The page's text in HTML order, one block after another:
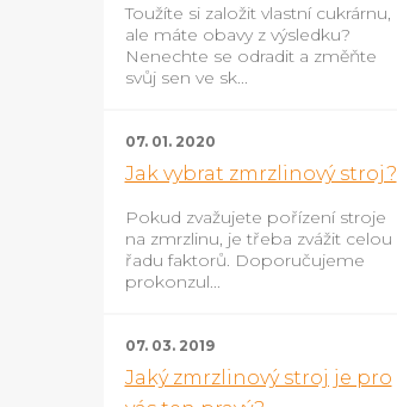
Toužíte si založit vlastní cukrárnu,
ale máte obavy z výsledku?
Nenechte se odradit a změňte
svůj sen ve sk...
07. 01. 2020
Jak vybrat zmrzlinový stroj?
Pokud zvažujete pořízení stroje
na zmrzlinu, je třeba zvážit celou
řadu faktorů. Doporučujeme
prokonzul...
07. 03. 2019
Jaký zmrzlinový stroj je pro